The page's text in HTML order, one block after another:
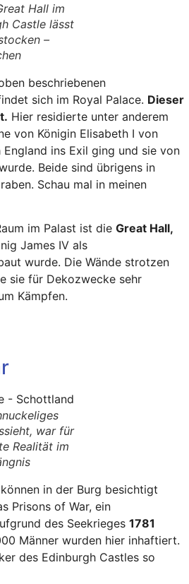
Hall im
Castle lässt
–
beschriebenen
sich im Royal Palace. Dieser
Hier residierte unter anderem
von Königin Elisabeth I von
ins Exil ging und sie von
Beide sind übrigens in
Schau mal in meinen
im Palast ist die Great Hall,
James IV als
wurde. Die Wände strotzen
sie für Dekozwecke sehr
Kämpfen.
war für
Realität im
in der Burg besichtigt
Prisons of War, ein
des Seekrieges 1781
Männer wurden hier inhaftiert.
des Edinburgh Castles so